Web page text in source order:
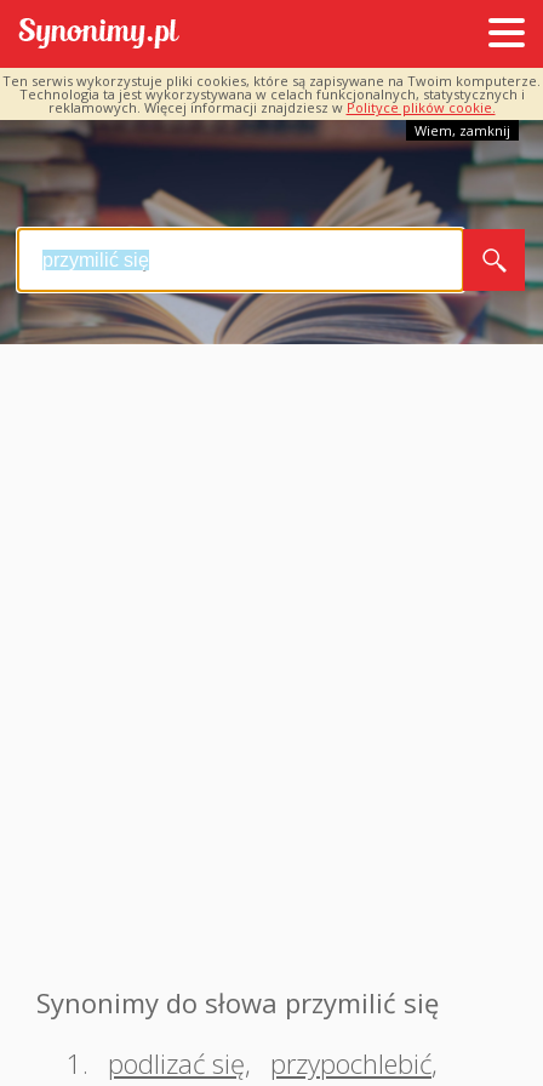
Ten serwis wykorzystuje pliki cookies, które są zapisywane na Twoim komputerze.
Technologia ta jest wykorzystywana w celach funkcjonalnych, statystycznych i
reklamowych. Więcej informacji znajdziesz w Polityce plików cookie.
Wiem, zamknij
Synonimy do słowa przymilić się
1.
podlizać się, przypochlebić,